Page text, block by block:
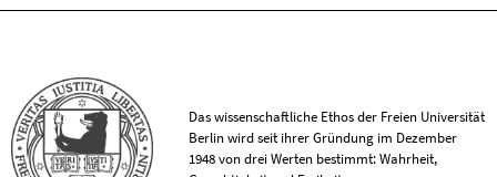
Das wissenschaftliche Ethos der Freien Universität
Berlin wird seit ihrer Gründung im Dezember
1948 von drei Werten bestimmt: Wahrheit,